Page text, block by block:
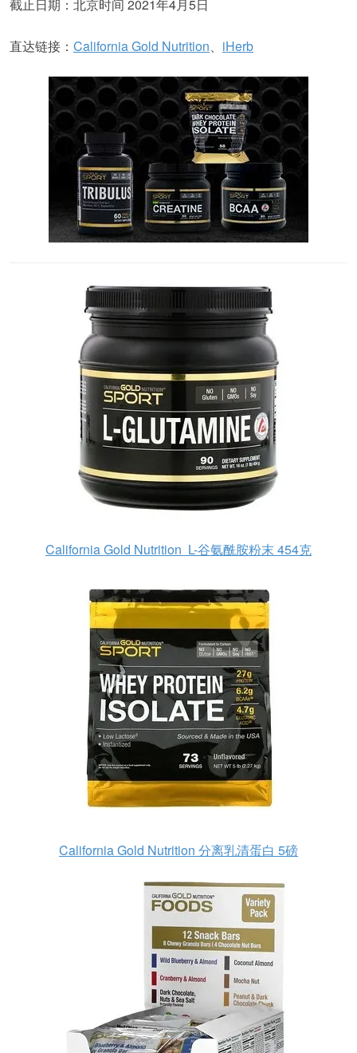
截止日期：北京时间 2021年4月5日
直达链接： California Gold Nutrition、 iHerb
California Gold Nutrition L-谷氨酰胺粉末 454克
California Gold Nutrition 分离乳清蛋白 5磅